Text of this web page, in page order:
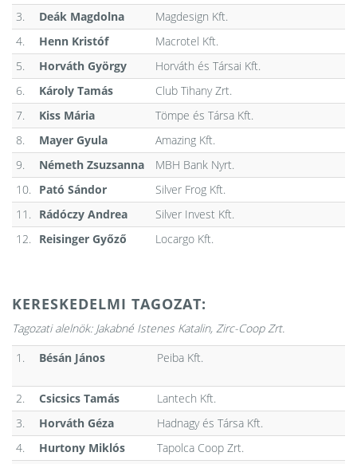
3.
Deák Magdolna
Magdesign Kft.
4.
Henn Kristóf
Macrotel Kft.
5.
Horváth György
Horváth és Társai Kft.
6.
Károly Tamás
Club Tihany Zrt.
7.
Kiss Mária
Tömpe és Társa Kft.
8.
Mayer Gyula
Amazing Kft.
9.
Németh Zsuzsanna
MBH Bank Nyrt.
10.
Pató Sándor
Silver Frog Kft.
11.
Rádóczy Andrea
Silver Invest Kft.
12.
Reisinger Győző Locargo Kft.
KERESKEDELMI TAGOZAT:
Tagozati alelnök: Jakabné Istenes Katalin, Zirc-Coop Zrt.
1.
Bésán János Peiba Kft.
2. Csicsics Tamás
Lantech Kft.
3.
Horváth Géza
Hadnagy és Társa Kft.
4.
Hurtony Miklós
Tapolca Coop Zrt.